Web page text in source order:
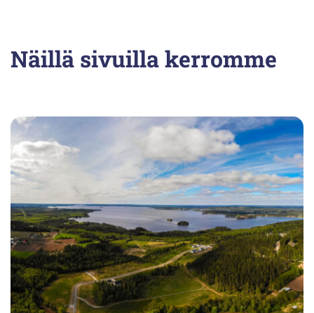
Näillä sivuilla kerromme